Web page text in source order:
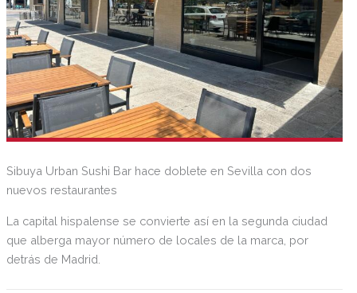
Sibuya Urban Sushi Bar hace doblete en Sevilla con dos
nuevos restaurantes
La capital hispalense se convierte así en la segunda ciudad
que alberga mayor número de locales de la marca, por
detrás de Madrid.